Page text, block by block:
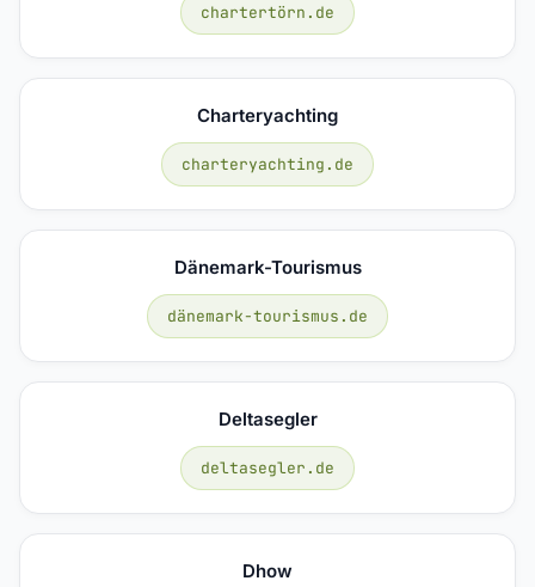
chartertörn.de
Charteryachting
charteryachting.de
Dänemark-Tourismus
dänemark-tourismus.de
Deltasegler
deltasegler.de
Dhow